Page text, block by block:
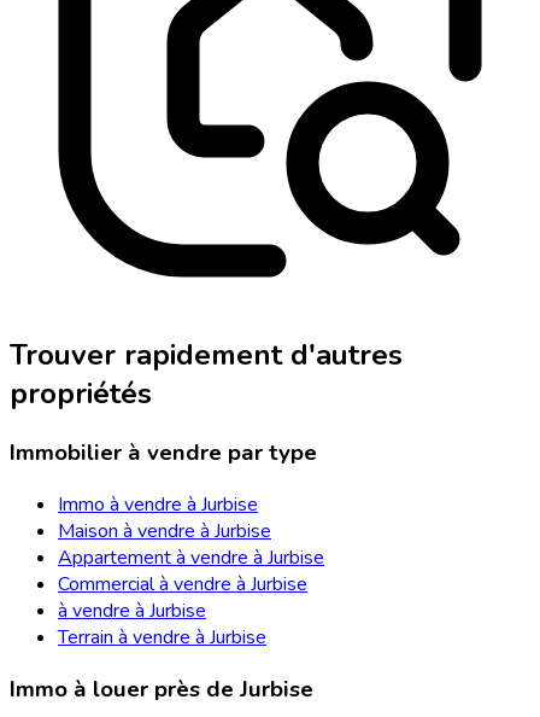
Trouver rapidement d'autres
propriétés
Immobilier à vendre par type
Immo à vendre à Jurbise
Maison à vendre à Jurbise
Appartement à vendre à Jurbise
Commercial à vendre à Jurbise
à vendre à Jurbise
Terrain à vendre à Jurbise
Immo à louer près de Jurbise